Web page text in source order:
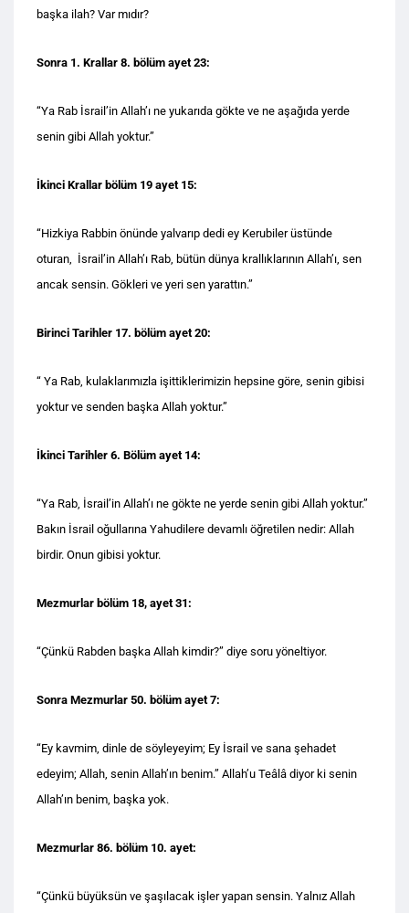
başka ilah? Var mıdır?
Sonra 1. Krallar 8. bölüm ayet 23:
“Ya Rab İsrail’in Allah’ı ne yukarıda gökte ve ne aşağıda yerde
senin gibi Allah yoktur.”
İkinci Krallar bölüm 19 ayet 15:
“Hizkiya Rabbin önünde yalvarıp dedi ey Kerubiler üstünde
oturan, İsrail’in Allah’ı Rab, bütün dünya krallıklarının Allah’ı, sen
ancak sensin. Gökleri ve yeri sen yarattın.”
Birinci Tarihler 17. bölüm ayet 20:
“ Ya Rab, kulaklarımızla işittiklerimizin hepsine göre, senin gibisi
yoktur ve senden başka Allah yoktur.”
İkinci Tarihler 6. Bölüm ayet 14:
“Ya Rab, İsrail’in Allah’ı ne gökte ne yerde senin gibi Allah yoktur.”
Bakın İsrail oğullarına Yahudilere devamlı öğretilen nedir: Allah
birdir. Onun gibisi yoktur.
Mezmurlar bölüm 18, ayet 31:
“Çünkü Rabden başka Allah kimdir?” diye soru yöneltiyor.
Sonra Mezmurlar 50. bölüm ayet 7:
“Ey kavmim, dinle de söyleyeyim; Ey İsrail ve sana şehadet
edeyim; Allah, senin Allah’ın benim.” Allah’u Teâlâ diyor ki senin
Allah’ın benim, başka yok.
Mezmurlar 86. bölüm 10. ayet:
“Çünkü büyüksün ve şaşılacak işler yapan sensin. Yalnız Allah